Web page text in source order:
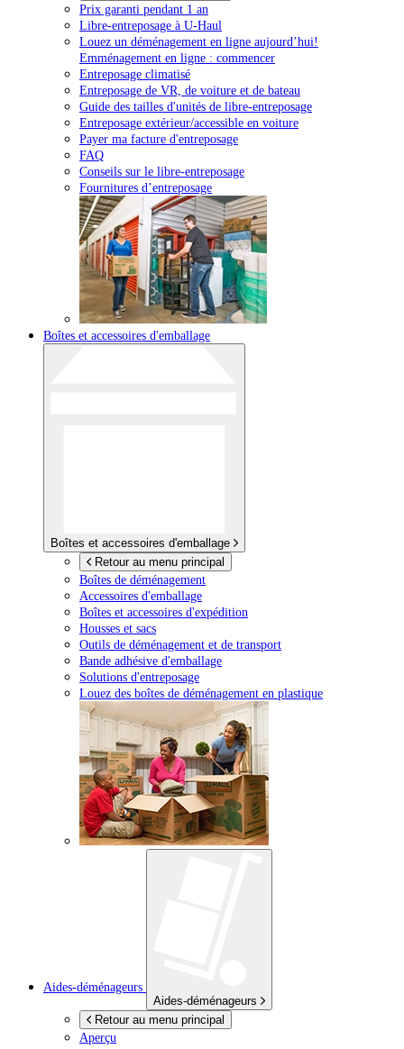
Prix garanti pendant 1 an
Libre-entreposage à U-Haul
Louez un déménagement en ligne aujourd’hui!
Emménagement en ligne : commencer
Entreposage climatisé
Entreposage de VR, de voiture et de bateau
Guide des tailles d'unités de libre-entreposage
Entreposage extérieur/accessible en voiture
Payer ma facture d'entreposage
FAQ
Conseils sur le libre-entreposage
Fournitures d’entreposage
Boîtes et accessoires d'emballage
Boîtes et accessoires d'emballage
Retour au menu principal
Boîtes de déménagement
Accessoires d'emballage
Boîtes et accessoires d'expédition
Housses et sacs
Outils de déménagement et de transport
Bande adhésive d'emballage
Solutions d'entreposage
Louez des boîtes de déménagement en plastique
Aides-déménageurs
Aides-déménageurs
Retour au menu principal
Aperçu